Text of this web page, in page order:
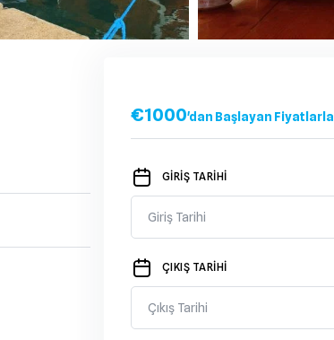
€1000'dan Başlayan Fiyatlarla
GİRİŞ TARİHİ
ÇIKIŞ TARİHİ